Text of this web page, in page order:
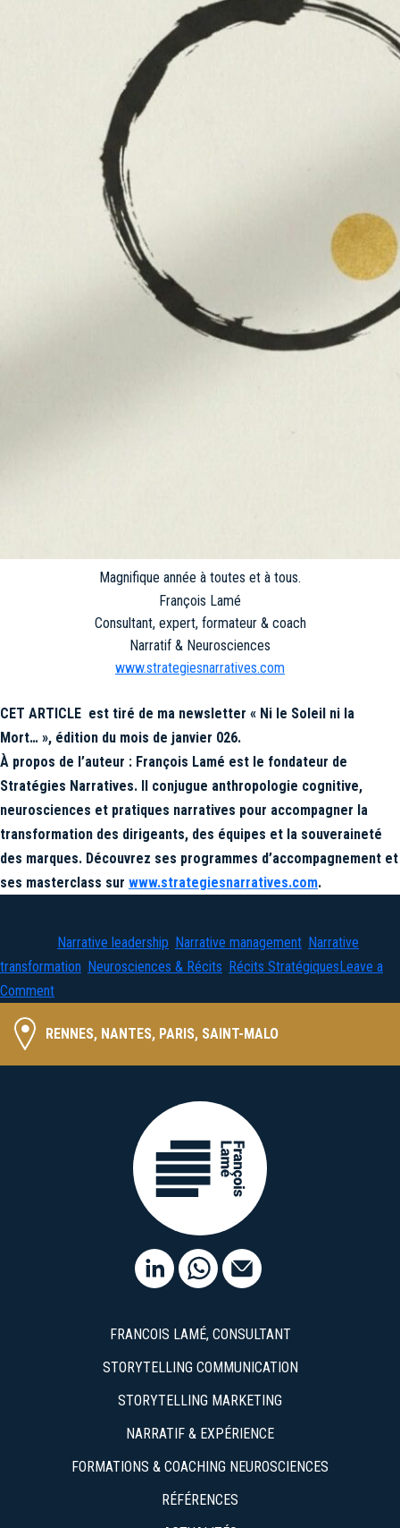
Magnifique année à toutes et à tous.
François Lamé
Consultant, expert, formateur & coach
Narratif & Neurosciences
www.strategiesnarratives.com
CET ARTICLE est tiré de ma newsletter « Ni le Soleil ni la
Mort… », édition du mois de janvier 026.
À propos de l’auteur : François Lamé est le fondateur de
Stratégies Narratives. Il conjugue anthropologie cognitive,
neurosciences et pratiques narratives pour accompagner la
transformation des dirigeants, des équipes et la souveraineté
des marques. Découvrez ses programmes d’accompagnement et
ses masterclass sur www.strategiesnarratives.com.
Narrative leadership Narrative management Narrative
transformation Neurosciences & Récits Récits StratégiquesLeave a
Commenton
penser,
décider
RENNES, NANTES, PARIS, SAINT-MALO
FRANCOIS LAMÉ, CONSULTANT
STORYTELLING COMMUNICATION
STORYTELLING MARKETING
NARRATIF & EXPÉRIENCE
FORMATIONS & COACHING NEUROSCIENCES
RÉFÉRENCES